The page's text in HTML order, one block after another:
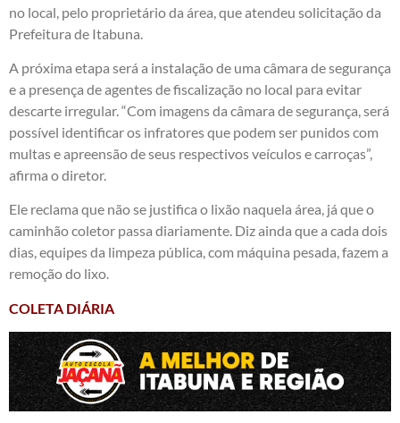
no local, pelo proprietário da área, que atendeu solicitação da
Prefeitura de Itabuna.
A próxima etapa será a instalação de uma câmara de segurança
e a presença de agentes de fiscalização no local para evitar
descarte irregular. “Com imagens da câmara de segurança, será
possível identificar os infratores que podem ser punidos com
multas e apreensão de seus respectivos veículos e carroças”,
afirma o diretor.
Ele reclama que não se justifica o lixão naquela área, já que o
caminhão coletor passa diariamente. Diz ainda que a cada dois
dias, equipes da limpeza pública, com máquina pesada, fazem a
remoção do lixo.
COLETA DIÁRIA